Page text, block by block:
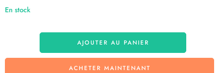
En stock
AJOUTER AU PANIER
ACHETER MAINTENANT